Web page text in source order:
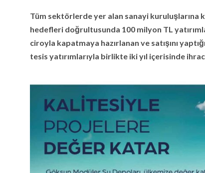
Tüm sektörlerde yer alan sanayi
hedefleri doğrultusunda 100 milyon TL
ciroyla kapatmaya hazırlanan ve satışını
tesis yatırımlarıyla birlikte iki yıl içerisinde